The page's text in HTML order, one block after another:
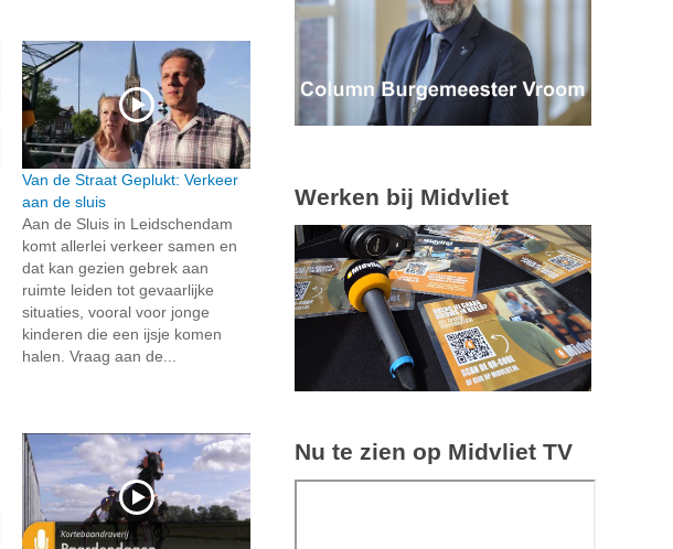
Van de Straat Geplukt: Verkeer
aan de sluis
Aan de Sluis in Leidschendam
komt allerlei verkeer samen en
dat kan gezien gebrek aan
ruimte leiden tot gevaarlijke
situaties, vooral voor jonge
kinderen die een ijsje komen
halen. Vraag aan de...
Werken bij Midvliet
Nu te zien op Midvliet TV